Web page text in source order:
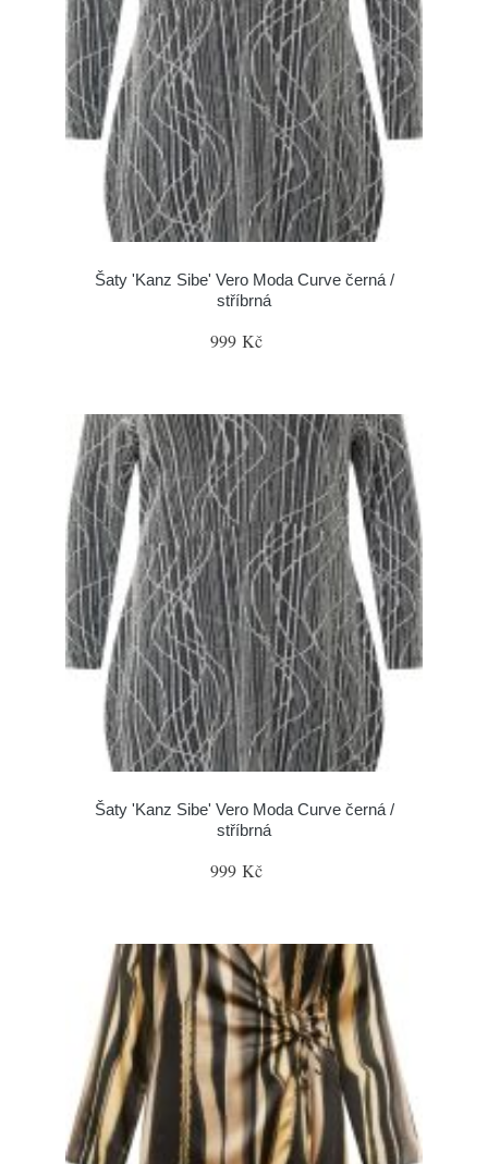
Šaty 'Kanz Sibe' Vero Moda Curve černá /
stříbrná
999 Kč
Šaty 'Kanz Sibe' Vero Moda Curve černá /
stříbrná
999 Kč